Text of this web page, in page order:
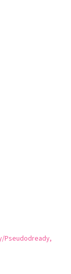
Pseudodready,